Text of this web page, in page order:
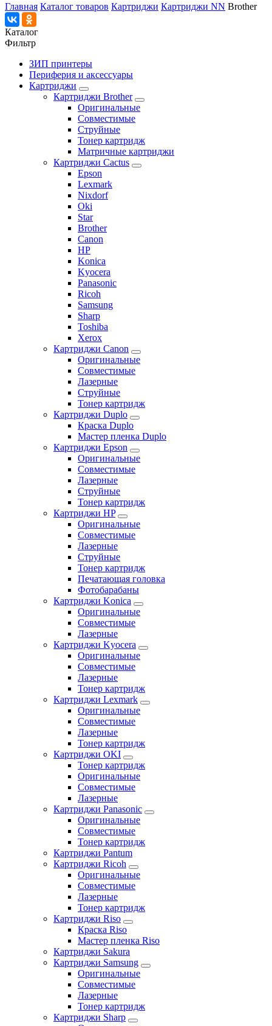
Главная Каталог товаров Картриджи Картриджи NN Brother
Каталог
Фильтр
ЗИП принтеры
Периферия и аксессуары
Картриджи
Картриджи Brother
Оригинальные
Совместимые
Струйные
Тонер картридж
Матричные картриджи
Картриджи Cactus
Epson
Lexmark
Nixdorf
Oki
Star
Brother
Canon
HP
Konica
Kyocera
Panasonic
Ricoh
Samsung
Sharp
Toshiba
Xerox
Картриджи Canon
Оригинальные
Совместимые
Лазерные
Струйные
Тонер картридж
Картриджи Duplo
Краска Duplo
Мастер пленка Duplo
Картриджи Epson
Оригинальные
Совместимые
Лазерные
Струйные
Тонер картридж
Картриджи HP
Оригинальные
Совместимые
Лазерные
Струйные
Тонер картридж
Печатающая головка
Фотобарабаны
Картриджи Konica
Оригинальные
Совместимые
Лазерные
Картриджи Kyocera
Оригинальные
Совместимые
Лазерные
Тонер картридж
Картриджи Lexmark
Оригинальные
Совместимые
Лазерные
Тонер картридж
Картриджи OKI
Тонер картридж
Оригинальные
Совместимые
Лазерные
Картриджи Panasonic
Оригинальные
Совместимые
Тонер картридж
Картриджи Pantum
Картриджи Ricoh
Оригинальные
Совместимые
Лазерные
Тонер картридж
Картриджи Riso
Краска Riso
Мастер пленка Riso
Картриджи Sakura
Картриджи Samsung
Оригинальные
Совместимые
Лазерные
Тонер картридж
Картриджи Sharp